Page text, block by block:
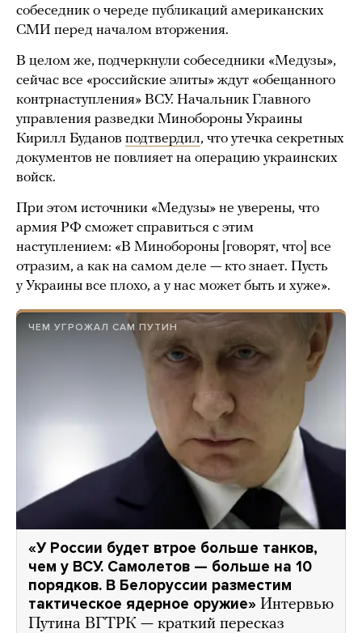
собеседник о череде публикаций американских
СМИ перед началом вторжения.
В целом же, подчеркнули собеседники «Медузы»,
сейчас все «российские элиты» ждут «обещанного
контрнаступления» ВСУ. Начальник Главного
управления разведки Минобороны Украины
Кирилл Буданов подтвердил, что утечка секретных
документов не повлияет на операцию украинских
войск.
При этом источники «Медузы» не уверены, что
армия РФ сможет справиться с этим
наступлением: «В Минобороны [говорят, что] все
отразим, а как на самом деле — кто знает. Пусть
у Украины все плохо, а у нас может быть и хуже».
ЧЕМ УГРОЖАЛ САМ ПУТИН
«У России будет втрое больше танков,
чем у ВСУ. Самолетов — больше на 10
порядков. В Белоруссии разместим
тактическое ядерное оружие» Интервью
Путина ВГТРК — краткий пересказ